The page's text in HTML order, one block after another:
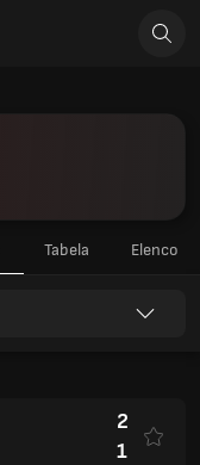
Tabela Elenco
2
1